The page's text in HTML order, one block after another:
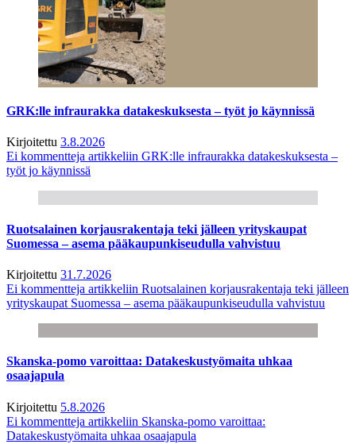
GRK:lle infraurakka datakeskuksesta – työt jo käynnissä
Kirjoitettu 3.8.2026
Ei kommentteja artikkeliin GRK:lle infraurakka datakeskuksesta –
työt jo käynnissä
Ruotsalainen korjausrakentaja teki jälleen yrityskaupat
Suomessa – asema pääkaupunkiseudulla vahvistuu
Kirjoitettu 31.7.2026
Ei kommentteja artikkeliin Ruotsalainen korjausrakentaja teki jälleen
yrityskaupat Suomessa – asema pääkaupunkiseudulla vahvistuu
Skanska-pomo varoittaa: Datakeskustyömaita uhkaa
osaajapula
Kirjoitettu 5.8.2026
Ei kommentteja artikkeliin Skanska-pomo varoittaa:
Datakeskustyömaita uhkaa osaajapula